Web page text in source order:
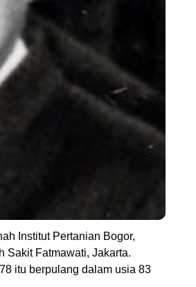
Institut Pertanian Bogor,
Sakit Fatmawati, Jakarta.
itu berpulang dalam usia 83